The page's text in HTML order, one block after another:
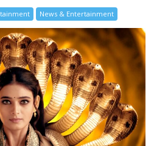
News & Entertainment